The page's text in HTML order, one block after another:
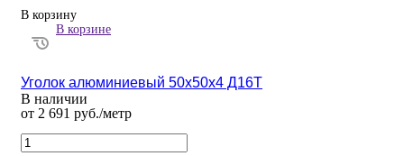
В корзину
В корзине
Уголок алюминиевый 50х50х4 Д16Т
В наличии
от 2 691 руб./метр